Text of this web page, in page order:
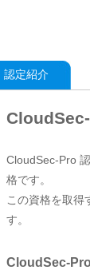
認定紹介
CloudSec-Pro
格です。
この資格を取得
す。
CloudSec-